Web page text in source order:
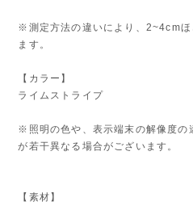
※測定方法の違いにより、2~4cm
ます。
【カラー】
ライムストライプ
※照明の色や、表示端末の解像度の
が若干異なる場合がございます。
【素材】